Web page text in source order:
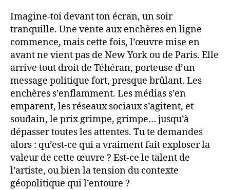
Imagine-toi devant ton écran, un soir
tranquille. Une vente aux enchères en ligne
commence, mais cette fois, l’œuvre mise en
avant ne vient pas de New York ou de Paris. Elle
arrive tout droit de Téhéran, porteuse d’un
message politique fort, presque brûlant. Les
enchères s’enflamment. Les médias s’en
emparent, les réseaux sociaux s’agitent, et
soudain, le prix grimpe, grimpe… jusqu’à
dépasser toutes les attentes. Tu te demandes
alors : qu’est-ce qui a vraiment fait exploser la
valeur de cette œuvre ? Est-ce le talent de
l’artiste, ou bien la tension du contexte
géopolitique qui l’entoure ?